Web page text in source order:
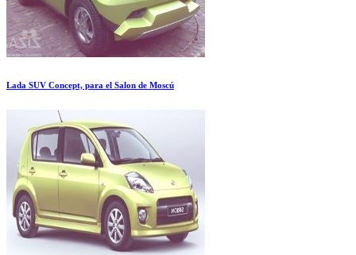
Lada SUV Concept, para el Salon de Moscú